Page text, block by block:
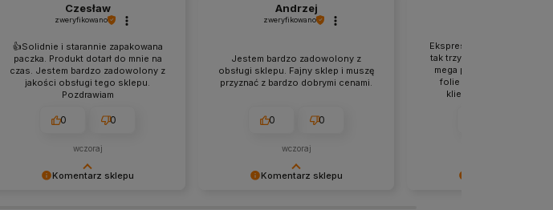
Komentarz sklepu
Czesław
zweryfikowano
👍️Solidnie i starannie zapakowana
paczka. Produkt dotarł do mnie na
czas. Jestem bardzo zadowolony z
jakości obsługi tego sklepu.
Pozdrawiam
0 0
wczoraj
Komentarz sklepu
Andrzej
zweryfikowano
Jestem bardzo zadowolony z
obsługi sklepu. Fajny sklep i muszę
przyznać z bardzo dobrymi cenami.
0 0
wczoraj
Ekspresowa wysyłka to
tak trzymać. Produkty
mega profesjonalnie, do
folie i jest rewelacja.
klienta jest